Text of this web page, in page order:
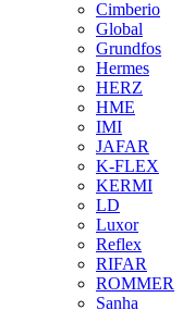
Cimberio
Global
Grundfos
Hermes
HERZ
HME
IMI
JAFAR
K-FLEX
KERMI
LD
Luxor
Reflex
RIFAR
ROMMER
Sanha